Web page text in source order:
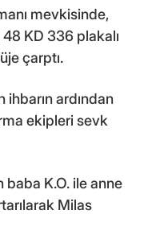
mevkisinde,
KD 336 plakalı
çarptı.
ihbarın ardından
ekipleri sevk
baba K.O. ile anne
Milas